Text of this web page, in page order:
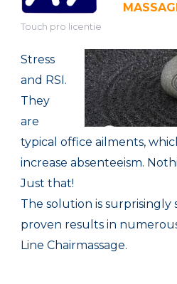
Touch pro licentie
Stress
and RSI.
They
are
typical office ailments,
increase absenteeism.
Just that!
The solution is surprisingly
proven results in
Line Chairmassage.